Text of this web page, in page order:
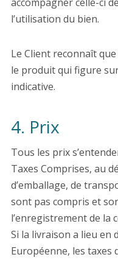
l’utilisation du bien.
Le Client reconnaît
le produit qui figure
indicative.
4. Prix
Tous les prix
Taxes Comprises, au
d’emballage, de
sont pas compris et
l’enregistrement de la
Si la livraison a lieu en
Européenne, les